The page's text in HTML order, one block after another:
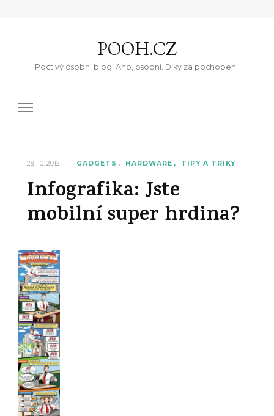
POOH.CZ
Poctivý osobní blog. Ano, osobní. Díky za pochopení.
29. 10. 2012 GADGETS HARDWARE TIPY A TRIKY
Infografika: Jste
mobilní super hrdina?